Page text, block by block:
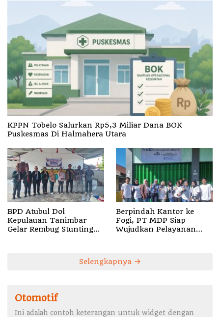
KPPN Tobelo Salurkan Rp5,3 Miliar Dana BOK
Puskesmas Di Halmahera Utara
BPD Atubul Dol
Kepulauan Tanimbar
Gelar Rembug Stunting
Berpindah Kantor ke
Fogi, PT MDP Siap
Wujudkan Pelayanan
Selengkapnya
Otomotif
Ini adalah contoh keterangan untuk widget dengan